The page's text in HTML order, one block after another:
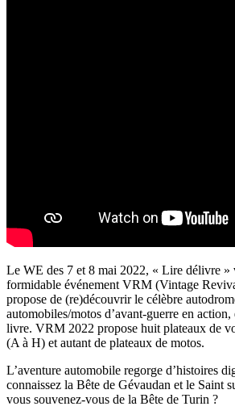
Le WE des 7 et 8 mai 2022, « Lire délivre »
formidable événement VRM (Vintage
propose de (re)découvrir le célèbre
automobiles/motos d’avant-guerre en
livre. VRM 2022 propose huit plateaux de
(A à H) et autant de plateaux de motos.
L’aventure automobile regorge d’histoires
connaissez la Bête de Gévaudan et le Saint
vous souvenez-vous de la Bête de Turin ?